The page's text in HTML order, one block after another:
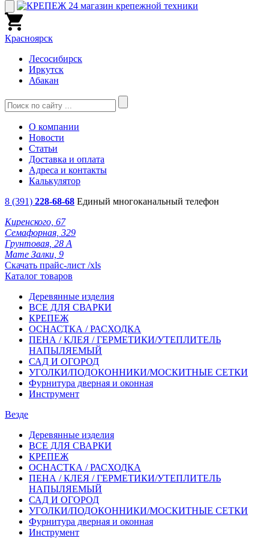
Красноярск
Лесосибирск
Иркутск
Абакан
О компании
Новости
Статьи
Доставка и оплата
Адреса и контакты
Калькулятор
8 (391) 228-68-68 Единый многоканальный телефон
Киренского, 67
Семафорная, 329
Грунтовая, 28 А
Мате Залки, 9
Скачать прайс-лист /xls
Каталог товаров
Деревянные изделия
ВСЕ ДЛЯ СВАРКИ
КРЕПЕЖ
ОСНАСТКА / РАСХОДКА
ПЕНА / КЛЕЯ / ГЕРМЕТИКИ/УТЕПЛИТЕЛЬ
НАПЫЛЯЕМЫЙ
САД И ОГОРОД
УГОЛКИ/ПОДОКОННИКИ/МОСКИТНЫЕ СЕТКИ
Фурнитура дверная и оконная
Инструмент
Везде
Деревянные изделия
ВСЕ ДЛЯ СВАРКИ
КРЕПЕЖ
ОСНАСТКА / РАСХОДКА
ПЕНА / КЛЕЯ / ГЕРМЕТИКИ/УТЕПЛИТЕЛЬ
НАПЫЛЯЕМЫЙ
САД И ОГОРОД
УГОЛКИ/ПОДОКОННИКИ/МОСКИТНЫЕ СЕТКИ
Фурнитура дверная и оконная
Инструмент